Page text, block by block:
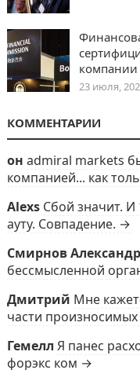
компании
23 июля,
КОММЕНТАРИИ
он admiral markets
компанией... как
Alexs Сбой значит. И
ауту. Совпадение. →
Смирнов Александр
бессмысленной
Дмитрий Мне
части
Гемелл Я панес
форэкс ком →